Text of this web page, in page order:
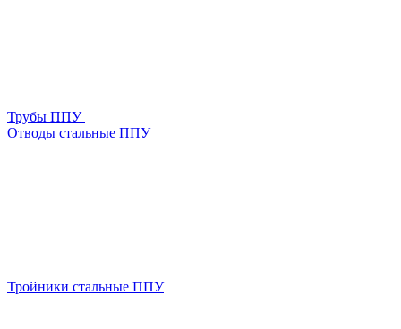
Трубы ППУ
Отводы стальные ППУ
Тройники стальные ППУ